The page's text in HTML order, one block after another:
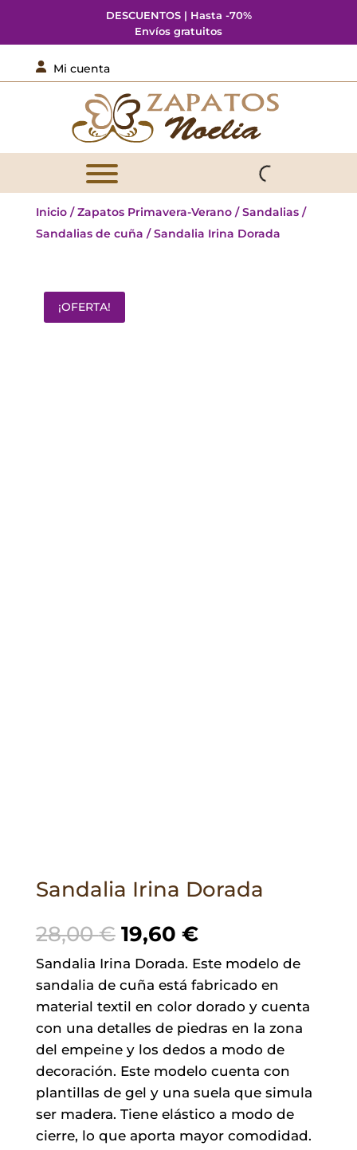
DESCUENTOS | Hasta -70%
Envíos gratuitos
 Mi cuenta
Inicio/Zapatos Primavera-Verano/Sandalias/
Sandalias de cuña / Sandalia Irina Dorada
¡OFERTA!
Sandalia Irina Dorada
28,00€ El
precio
original
era:
28,00 €.
19,60 €El
precio
actual
es:
19,60 €.
Sandalia Irina Dorada. Este modelo de
sandalia de cuña está fabricado en
material textil en color dorado y cuenta
con una detalles de piedras en la zona
del empeine y los dedos a modo de
decoración. Este modelo cuenta con
plantillas de gel y una suela que simula
ser madera. Tiene elástico a modo de
cierre, lo que aporta mayor comodidad.